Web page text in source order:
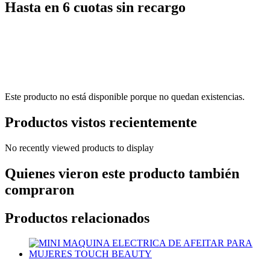
Hasta en 6 cuotas sin recargo
Este producto no está disponible porque no quedan existencias.
Productos vistos recientemente
No recently viewed products to display
Quienes vieron este producto también
compraron
Productos relacionados